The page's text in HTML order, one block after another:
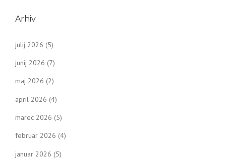
Arhiv
julij 2026 (5)
junij 2026 (7)
maj 2026 (2)
april 2026 (4)
marec 2026 (5)
februar 2026 (4)
januar 2026 (5)